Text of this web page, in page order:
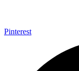
Pinterest